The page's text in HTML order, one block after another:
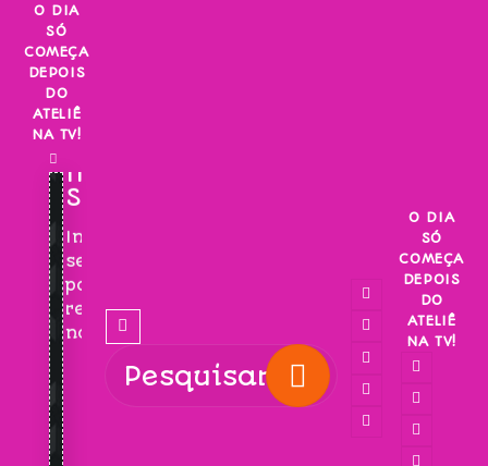
Skip
content
O DIA
SÓ
COMEÇA
DEPOIS
DO
ATELIÊ
NA TV!
INSCREVA-
SE!
Inscreva-
se
para
receber
novidades!
O DIA
SÓ
COMEÇA
DEPOIS
DO
ATELIÊ
NA TV!